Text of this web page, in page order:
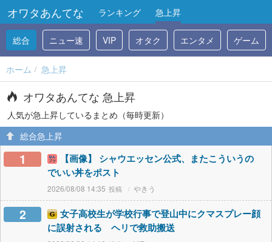
オワタあんてな ランキング 急上昇
総合 ニュー速 VIP オタク エンタメ ゲーム
ホーム 急上昇
オワタあんてな 急上昇
人気が急上昇しているまとめ（毎時更新）
総合急上昇
1
【画像】 シャウエッセン公式、またこういうの
でいい丼をポスト
2026/08/08 14:35 やきう
2
女子高校生が学校行事で登山中にクマスプレー顔
に誤射される ヘリで救助搬送